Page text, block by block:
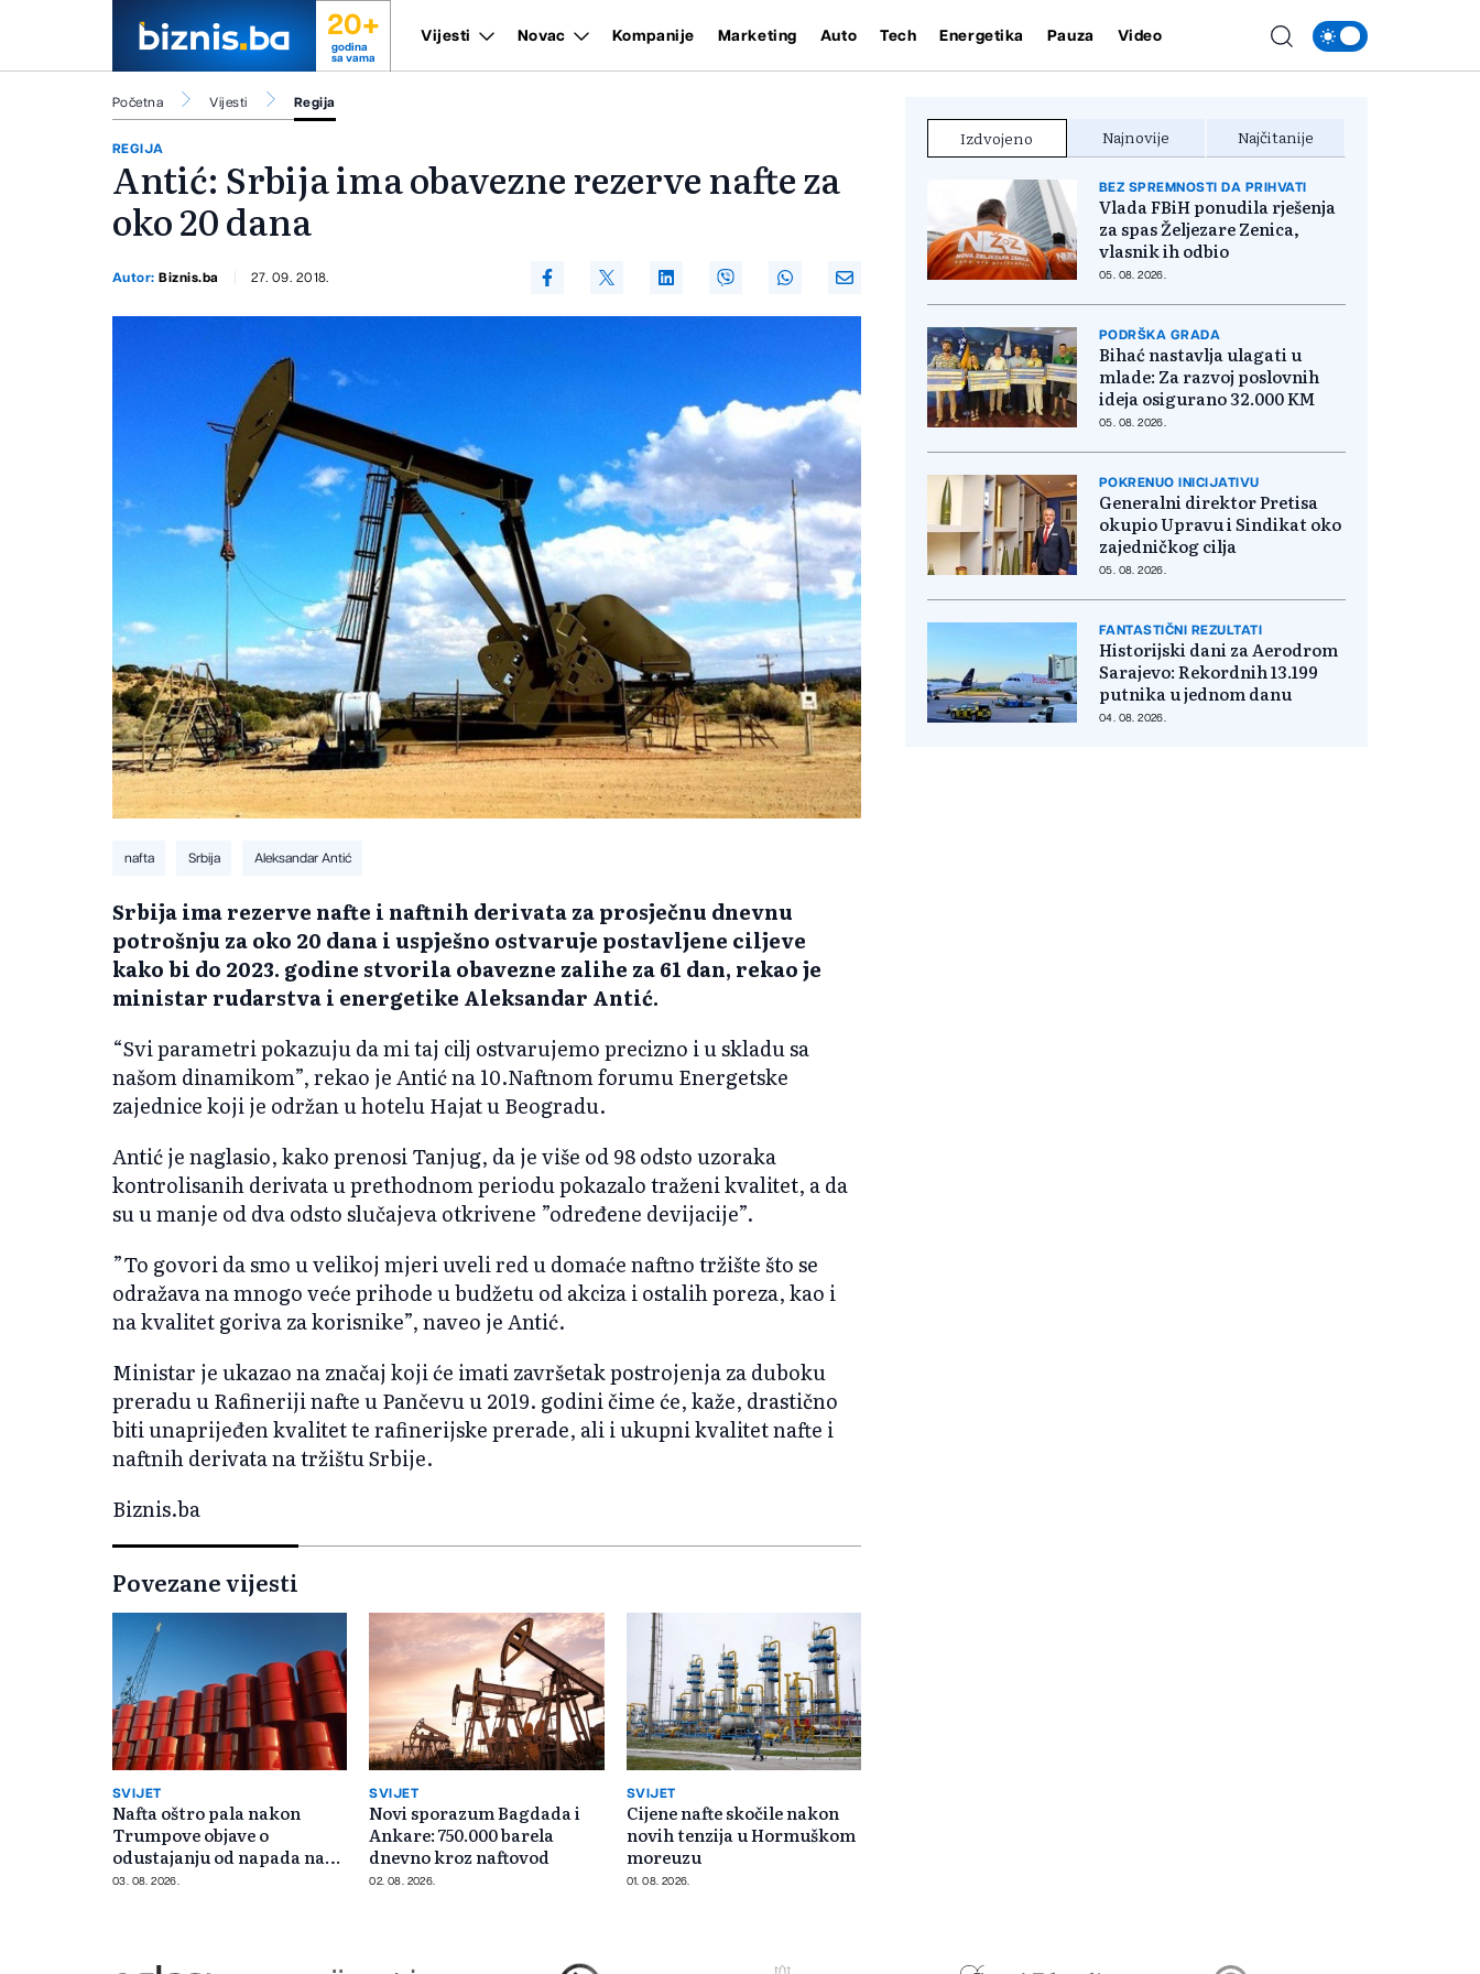
20+
godina
sa vama
Vijesti Novac Kompanije Marketing Auto Tech Energetika Pauza Video
Početna Vijesti Regija
REGIJA
Antić: Srbija ima obavezne rezerve nafte za
oko 20 dana
Autor:Biznis.ba 27. 09. 2018.
nafta Srbija Aleksandar Antić
Srbija ima rezerve nafte i naftnih derivata za prosječnu dnevnu
potrošnju za oko 20 dana i uspješno ostvaruje postavljene ciljeve
kako bi do 2023. godine stvorila obavezne zalihe za 61 dan, rekao je
ministar rudarstva i energetike Aleksandar Antić.
“Svi parametri pokazuju da mi taj cilj ostvarujemo precizno i u skladu sa
našom dinamikom”, rekao je Antić na 10.Naftnom forumu Energetske
zajednice koji je održan u hotelu Hajat u Beogradu.
Antić je naglasio, kako prenosi Tanjug, da je više od 98 odsto uzoraka
kontrolisanih derivata u prethodnom periodu pokazalo traženi kvalitet, a da
su u manje od dva odsto slučajeva otkrivene ”određene devijacije”.
”To govori da smo u velikoj mjeri uveli red u domaće naftno tržište što se
odražava na mnogo veće prihode u budžetu od akciza i ostalih poreza, kao i
na kvalitet goriva za korisnike”, naveo je Antić.
Ministar je ukazao na značaj koji će imati završetak postrojenja za duboku
preradu u Rafineriji nafte u Pančevu u 2019. godini čime će, kaže, drastično
biti unaprijeđen kvalitet te rafinerijske prerade, ali i ukupni kvalitet nafte i
naftnih derivata na tržištu Srbije.
Biznis.ba
Povezane vijesti
SVIJET
Nafta oštro pala nakon
Trumpove objave o
odustajanju od napada na
Iran
03. 08. 2026.
SVIJET
Novi sporazum Bagdada i
Ankare: 750.000 barela
dnevno kroz naftovod
02. 08. 2026.
SVIJET
Cijene nafte skočile nakon
novih tenzija u Hormuškom
moreuzu
01. 08. 2026.
Izdvojeno Najnovije Najčitanije
BEZ SPREMNOSTI DA PRIHVATI
Vlada FBiH ponudila rješenja
za spas Željezare Zenica,
vlasnik ih odbio
05. 08. 2026.
PODRŠKA GRADA
Bihać nastavlja ulagati u
mlade: Za razvoj poslovnih
ideja osigurano 32.000 KM
05. 08. 2026.
POKRENUO INICIJATIVU
Generalni direktor Pretisa
okupio Upravu i Sindikat oko
zajedničkog cilja
05. 08. 2026.
FANTASTIČNI REZULTATI
Historijski dani za Aerodrom
Sarajevo: Rekordnih 13.199
putnika u jednom danu
04. 08. 2026.